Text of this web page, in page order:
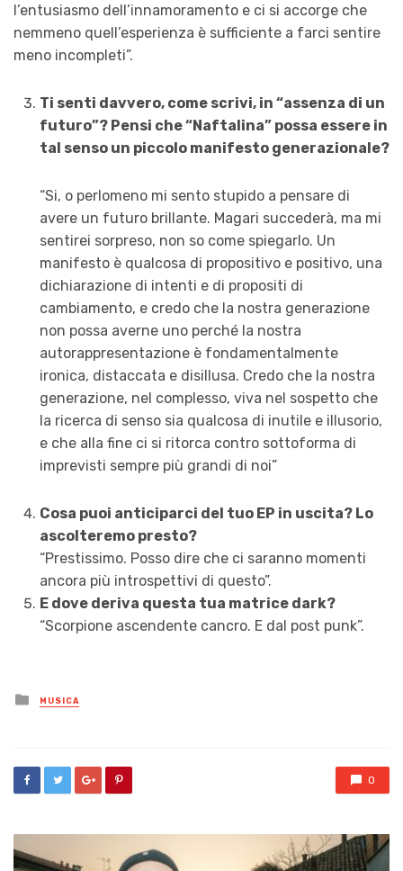
l’entusiasmo dell’innamoramento e ci si accorge che
nemmeno quell’esperienza è sufficiente a farci sentire
meno incompleti”.
Ti senti davvero, come scrivi, in “assenza di un
futuro”? Pensi che “Naftalina” possa essere in
tal senso un piccolo manifesto generazionale?
“Si, o perlomeno mi sento stupido a pensare di
avere un futuro brillante. Magari succederà, ma mi
sentirei sorpreso, non so come spiegarlo. Un
manifesto è qualcosa di propositivo e positivo, una
dichiarazione di intenti e di propositi di
cambiamento, e credo che la nostra generazione
non possa averne uno perché la nostra
autorappresentazione è fondamentalmente
ironica, distaccata e disillusa. Credo che la nostra
generazione, nel complesso, viva nel sospetto che
la ricerca di senso sia qualcosa di inutile e illusorio,
e che alla fine ci si ritorca contro sottoforma di
imprevisti sempre più grandi di noi”
Cosa puoi anticiparci del tuo EP in uscita? Lo
ascolteremo presto?
“Prestissimo. Posso dire che ci saranno momenti
ancora più introspettivi di questo”.
E dove deriva questa tua matrice dark?
“Scorpione ascendente cancro. E dal post punk”.
Posted
in
MUSICA
0